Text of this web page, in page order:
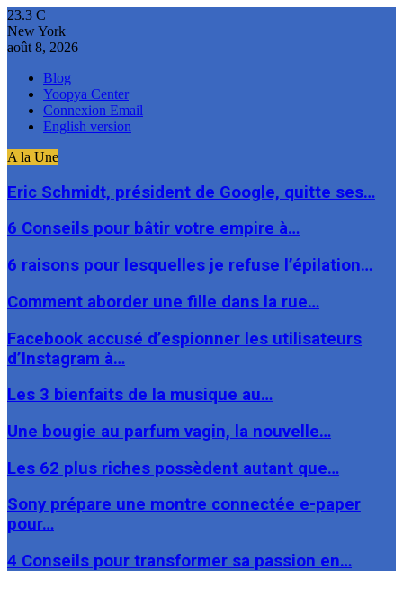
23.3 C
New York
août 8, 2026
Blog
Yoopya Center
Connexion Email
English version
A la Une
Eric Schmidt, président de Google, quitte ses…
6 Conseils pour bâtir votre empire à…
6 raisons pour lesquelles je refuse l’épilation…
Comment aborder une fille dans la rue…
Facebook accusé d’espionner les utilisateurs
d’Instagram à…
Les 3 bienfaits de la musique au…
Une bougie au parfum vagin, la nouvelle…
Les 62 plus riches possèdent autant que…
Sony prépare une montre connectée e-paper
pour…
4 Conseils pour transformer sa passion en…